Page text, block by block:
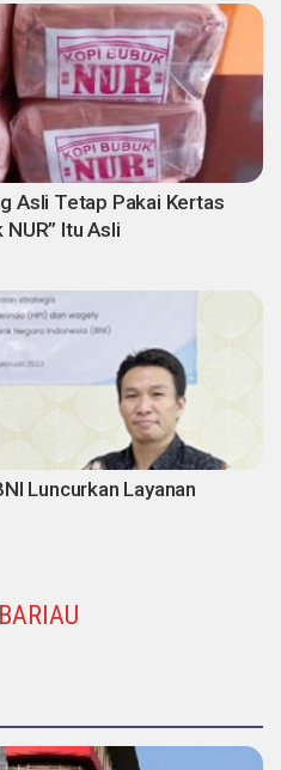
Asli Tetap Pakai Kertas
Itu Asli
Luncurkan Layanan